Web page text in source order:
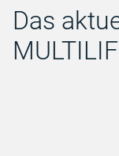
Das